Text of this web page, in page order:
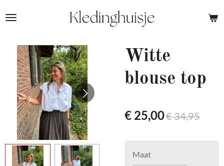
direct
hoofdinhoud
Witte
blouse top
€ 25,00€ 34,95
Maat